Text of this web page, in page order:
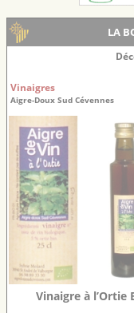
LA
Vinaigres
Aigre-Doux Sud Cévennes
Vinaigre à l’Ortie